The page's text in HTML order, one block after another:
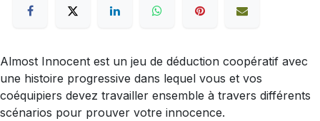
Almost Innocent est un jeu de déduction coopératif avec
une histoire progressive dans lequel vous et vos
coéquipiers devez travailler ensemble à travers différents
scénarios pour prouver votre innocence.